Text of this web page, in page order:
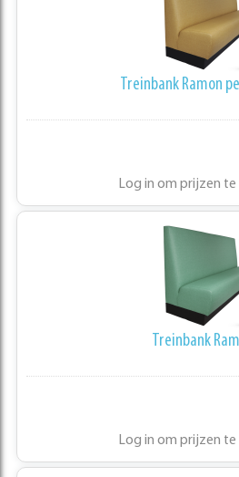
Treinbank Ramon
Log in om prijzen te
Treinbank
Log in om prijzen te